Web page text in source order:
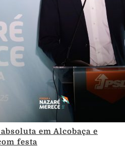
em Alcobaça e
festa